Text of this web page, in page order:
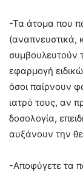
-Τα άτομα που
(αναπνευστικά,
συμβουλευτούν
εφαρμογή
όσοι παίρνουν
ιατρό τους, αν
δοσολογία,
αυξάνουν την
-Αποφύγετε τα